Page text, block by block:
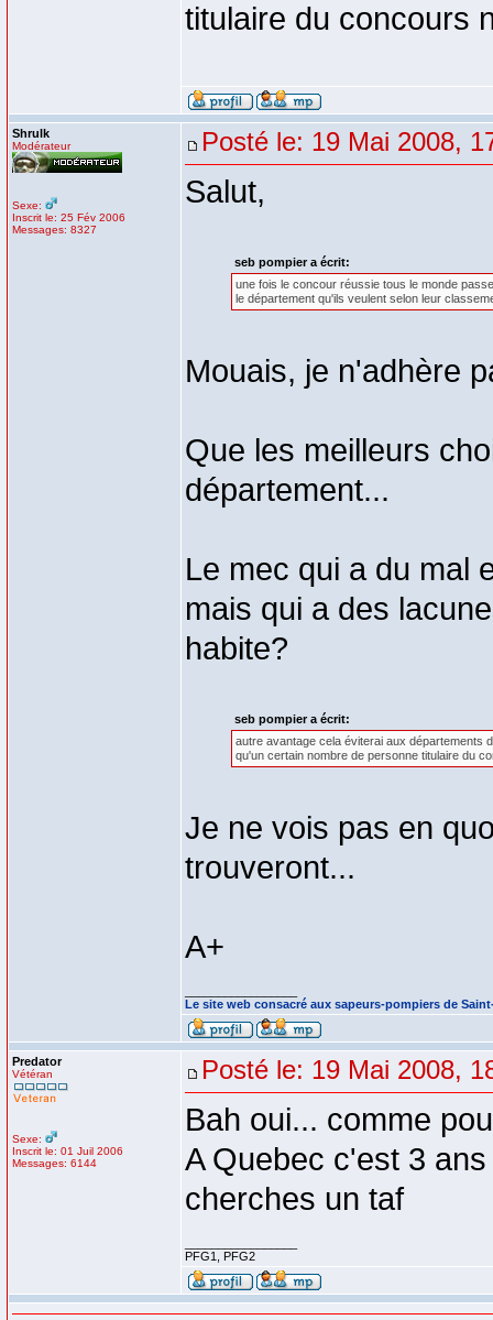
titulaire du concours
Shrulk
Modérateur
Sexe:
Inscrit le: 25 Fév 2006
Messages: 8327
Posté le: 19 Mai 2008,
Salut,
seb pompier a écrit:
une fois le concour réussie tous le monde
le département qu'ils veulent selon leur
Mouais, je n'adhère
Que les meilleurs
département...
Le mec qui a du mal
mais qui a des
habite?
seb pompier a écrit:
autre avantage cela éviterai aux départements
qu'un certain nombre de personne titulaire du
Je ne vois pas en
trouveront...
A+
Le site web consacré aux sapeurs-pompiers de
Predator
Vétéran
Sexe:
Inscrit le: 01 Juil 2006
Messages: 6144
Posté le: 19 Mai 2008,
Bah oui... comme
A Quebec c'est 3
cherches un taf
PFG1, PFG2